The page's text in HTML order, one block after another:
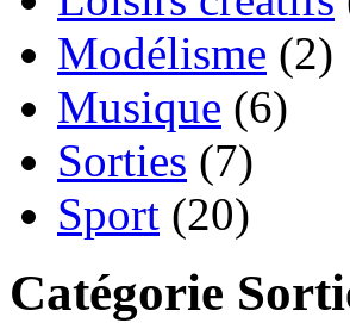
Modélisme (2)
Musique (6)
Sorties (7)
Sport (20)
Catégorie